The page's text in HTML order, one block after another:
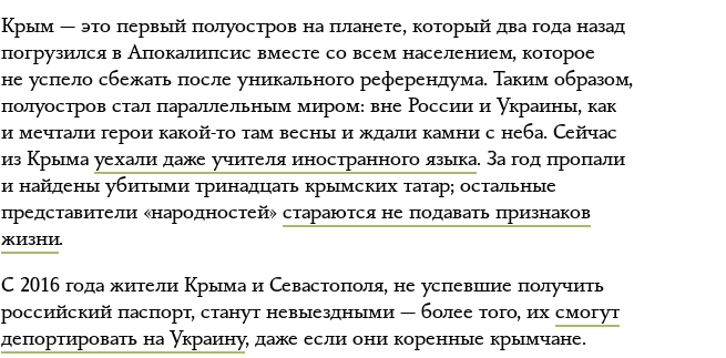
Крым — это первый полуостров на планете, который два года назад
погрузился в Апокалипсис вместе со всем населением, которое
не успело сбежать после уникального референдума. Таким образом,
полуостров стал параллельным миром: вне России и Украины, как
и мечтали герои какой-то там весны и ждали камни с неба. Сейчас
из Крымауехали даже учителя иностранного языка. За год пропали
и найдены убитыми тринадцать крымских татар; остальные
представители «народностей»стараются не подавать признаков
жизни.
С 2016 года жители Крыма и Севастополя, не успевшие получить
российский паспорт, станут невыездными — более того, ихсмогут
депортировать на Украину, даже если они коренные крымчане.